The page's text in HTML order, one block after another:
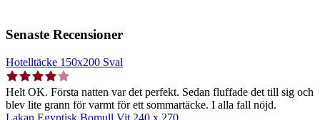
Senaste Recensioner
Hotelltäcke 150x200 Sval
Helt OK. Första natten var det perfekt. Sedan fluffade det till sig och
blev lite grann för varmt för ett sommartäcke. I alla fall nöjd.
Lakan Egyptisk Bomull Vit 240 x 270